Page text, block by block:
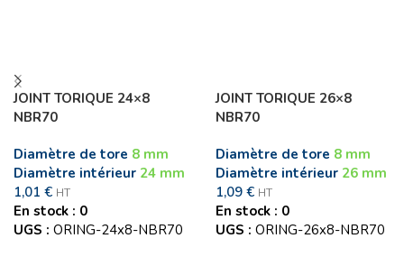
JOINT TORIQUE 24×8
NBR70
Diamètre de tore 8 mm
Diamètre intérieur 24 mm
1,01 € HT
En stock : 0
UGS : ORING-24x8-NBR70
JOINT TORIQUE 26×8
NBR70
Diamètre de tore 8 mm
Diamètre intérieur 26 mm
1,09 € HT
En stock : 0
UGS : ORING-26x8-NBR70